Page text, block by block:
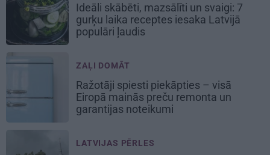
Ideāli skābēti, mazsālīti un svaigi: 7
gurķu laika receptes iesaka Latvijā
populāri ļaudis
ZAĻI DOMĀT
Ražotāji spiesti piekāpties – visā
Eiropā mainās preču remonta un
garantijas noteikumi
LATVIJAS PĒRLES